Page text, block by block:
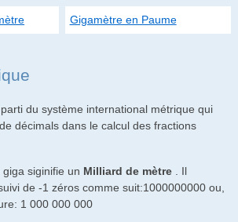
Gigamètre en Paume
du système international métrique qui
décimals dans le calcul des fractions
siginifie un Milliard de mètre. Il
de -1 zéros comme suit:1000000000 ou,
1 000 000 000